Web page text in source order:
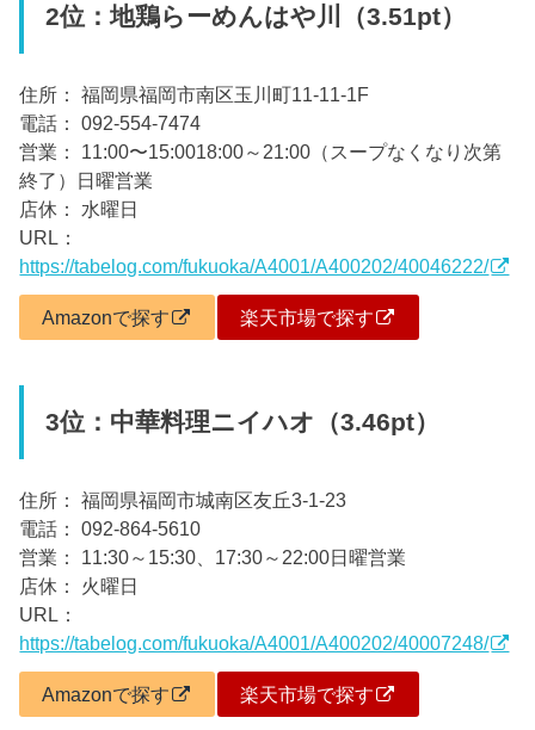
2位：地鶏らーめんはや川（3.51pt）
住所： 福岡県福岡市南区玉川町11-11-1F
電話： 092-554-7474
営業： 11:00〜15:0018:00～21:00（スープなくなり次第
終了）日曜営業
店休： 水曜日
URL：
https://tabelog.com/fukuoka/A4001/A400202/40046222/
Amazonで探す 楽天市場で探す
3位：中華料理ニイハオ（3.46pt）
住所： 福岡県福岡市城南区友丘3-1-23
電話： 092-864-5610
営業： 11:30～15:30、17:30～22:00日曜営業
店休： 火曜日
URL：
https://tabelog.com/fukuoka/A4001/A400202/40007248/
Amazonで探す 楽天市場で探す